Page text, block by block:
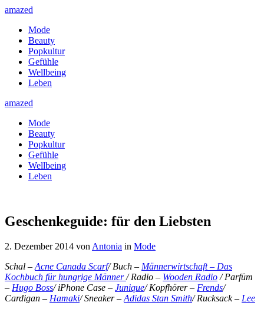
amazed
Mode
Beauty
Popkultur
Gefühle
Wellbeing
Leben
amazed
Mode
Beauty
Popkultur
Gefühle
Wellbeing
Leben
Geschenkeguide: für den Liebsten
2. Dezember 2014 von Antonia in Mode
Schal – Acne Canada Scarf/ Buch – Männerwirtschaft – Das
Kochbuch für hungrige Männer/ Radio – Wooden Radio / Parfüm
– Hugo Boss/ iPhone Case – Junique/ Kopfhörer – Frends/
Cardigan – Hamaki/ Sneaker – Adidas Stan Smith/ Rucksack – Lee